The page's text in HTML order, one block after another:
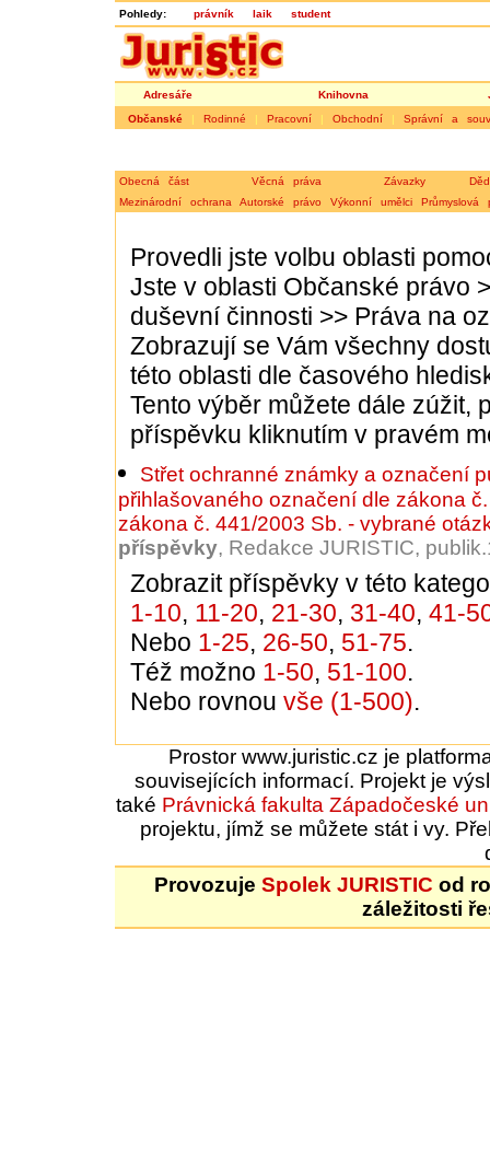
Pohledy: právník laik student
Adresáře Knihovna
Občanské | Rodinné | Pracovní | Obchodní | Správní a
Obecná část Věcná práva Závazky
Mezinárodní ochrana
Autorské právo Výkonní umělci Průmyslová
Provedli jste volbu oblasti
Jste v oblasti Občanské právo
duševní činnosti >> Práva na
Zobrazují se Vám všechny
této oblasti dle časového
Tento výběr můžete dále zúžit,
příspěvku kliknutím v pravém
Střet ochranné známky a označení
přihlašovaného označení dle zákona
zákona č. 441/2003 Sb. - vybrané
příspěvky, Redakce JURISTIC,
Zobrazit příspěvky v této
1-10, 11-20, 21-30, 31-40, 41-
Nebo 1-25, 26-50, 51-75.
Též možno 1-50, 51-100.
Nebo rovnou vše (1-500).
Prostor www.juristic.cz je
souvisejících informací. Projekt je
také Právnická fakulta Západočeské
projektu, jímž se můžete stát i vy.
Provozuje Spolek JURISTIC od
záležitosti